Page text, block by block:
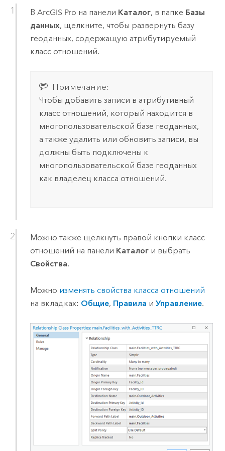
В ArcGIS Pro на панели Каталог, в папке Базы
данных, щелкните, чтобы развернуть базу
геоданных, содержащую атрибутируемый
класс отношений.
Примечание:
Чтобы добавить записи в атрибутивный
класс отношений, который находится в
многопользовательской базе геоданных,
а также удалить или обновить записи, вы
должны быть подключены к
многопользовательской базе геоданных
как владелец класса отношений.
Можно также щелкнуть правой кнопки класс
отношений на панели Каталоги выбрать
Свойства.
Можно изменять свойства класса отношений
на вкладках: Общие, Правила и Управление.